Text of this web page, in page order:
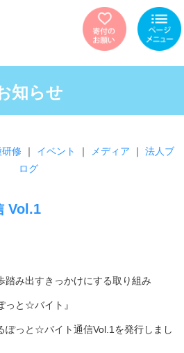
知らせ
研修｜ イベント ｜ メディア ｜ 法人ブ
ログ
Vol.1
踏み出すきっかけにする取り組み
っと☆バイト』
ぽっと☆バイト通信Vol.1を発行しまし